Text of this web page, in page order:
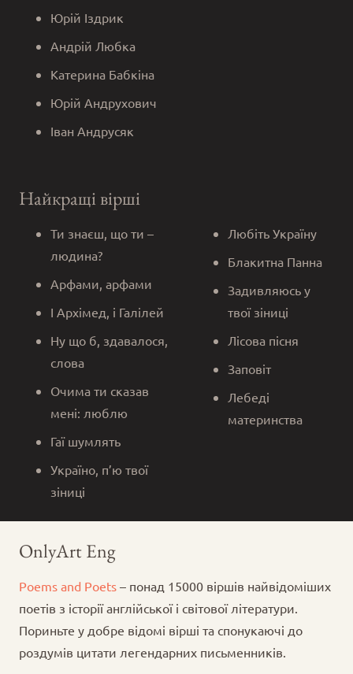
Юрій Іздрик
Андрій Любка
Катерина Бабкіна
Юрій Андрухович
Іван Андрусяк
Найкращі вірші
Ти знаєш, що ти –
людина?
Арфами, арфами
І Архімед, і Галілей
Ну що б, здавалося,
слова
Очима ти сказав
мені: люблю
Гаї шумлять
Україно, п’ю твої
зіниці
Любіть Україну
Блакитна Панна
Задивляюсь у
твої зіниці
Лісова пісня
Заповіт
Лебеді
материнства
OnlyArt Eng
Poems and Poets – понад 15000 віршів найвідоміших
поетів з історії англійської і світової літератури.
Пориньте у добре відомі вірші та спонукаючі до
роздумів цитати легендарних письменників.